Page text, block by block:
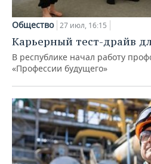
Общество 27 июл, 16:15
Карьерный тест-драйв
В республике начал работу
«Профессии будущего»